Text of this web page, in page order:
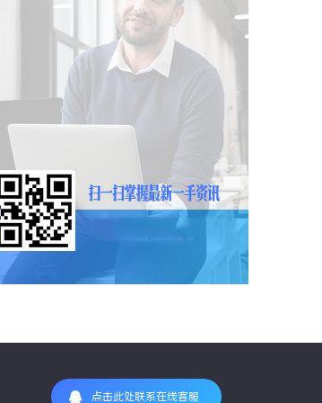
点击此处联系在线客服